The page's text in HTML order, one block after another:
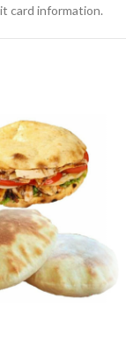
card information.